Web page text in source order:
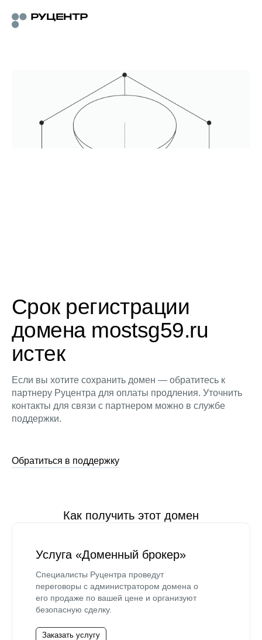
Срок регистрации
домена mostsg59.ru
истек
Если вы хотите сохранить домен — обратитесь к
партнеру Руцентра для оплаты продления. Уточнить
контакты для связи с партнером можно в службе
поддержки.
Обратиться в поддержку
Как получить этот домен
Услуга «Доменный брокер»
Специалисты Руцентра проведут
переговоры с администратором домена о
его продаже по вашей цене и организуют
безопасную сделку.
Заказать услугу